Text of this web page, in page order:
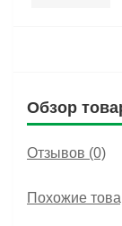
Обзор
Отзывов (0)
Похожие